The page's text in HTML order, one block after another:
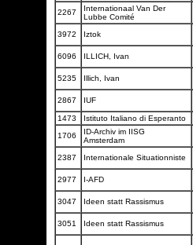
2267
Internationaal Van Der
Lubbe Comité
3972 Iztok
6096
ILLICH, Ivan
5235 Illich, Ivan
2867
IUF
1473 Istituto Italiano di Esperanto
1706
ID-Archiv im IISG
Amsterdam
2387 Internationale Situationniste
2977 I-AFD
3047 Ideen statt Rassismus
3051 Ideen statt Rassismus